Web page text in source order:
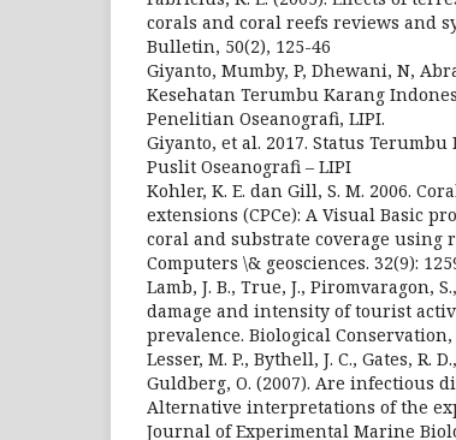
corals and coral reefs reviews and
Bulletin, 50(2), 125-46
Giyanto, Mumby, P, Dhewani, N,
Kesehatan Terumbu Karang
Penelitian Oseanografi, LIPI.
Giyanto, et al. 2017. Status
Puslit Oseanografi – LIPI
Kohler, K. E. dan Gill, S. M. 2006.
extensions (CPCe): A Visual Basic
coral and substrate coverage using
Computers \& geosciences. 32(9):
Lamb, J. B., True, J., Piromvaragon,
damage and intensity of tourist
prevalence. Biological Conservation,
Lesser, M. P., Bythell, J. C., Gates, R.
Guldberg, O. (2007). Are infectious
Alternative interpretations of the
Journal of Experimental Marine